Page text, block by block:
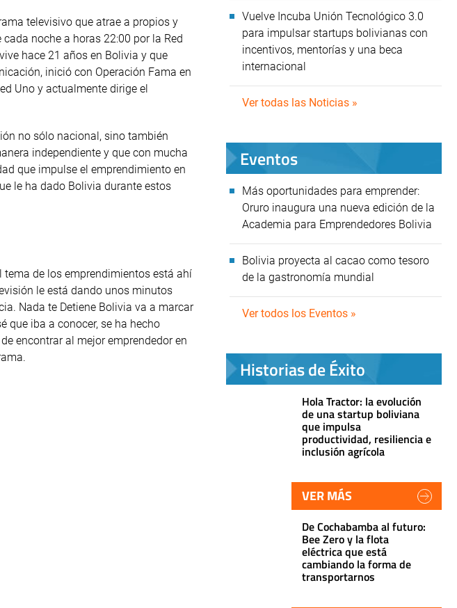
televisivo que atrae a propios y
noche a horas 22:00 por la Red
hace 21 años en Bolivia y que
inició con Operación Fama en
Uno y actualmente dirige el
no sólo nacional, sino también
independiente y que con mucha
que impulse el emprendimiento en
le ha dado Bolivia durante estos
tema de los emprendimientos está ahí
le está dando unos minutos
Nada te Detiene Bolivia va a marcar
que iba a conocer, se ha hecho
encontrar al mejor emprendedor en
Vuelve Incuba Unión Tecnológico 3.0
para impulsar startups bolivianas con
incentivos, mentorías y una beca
internacional
Ver todas las Noticias »
Eventos
Más oportunidades para emprender:
Oruro inaugura una nueva edición de la
Academia para Emprendedores Bolivia
Bolivia proyecta al cacao como tesoro
de la gastronomía mundial
Ver todos los Eventos »
Historias de Éxito
Hola Tractor: la evolución
de una startup boliviana
que impulsa
productividad, resiliencia e
inclusión agrícola
VER MÁS
De Cochabamba al futuro:
Bee Zero y la flota
eléctrica que está
cambiando la forma de
transportarnos